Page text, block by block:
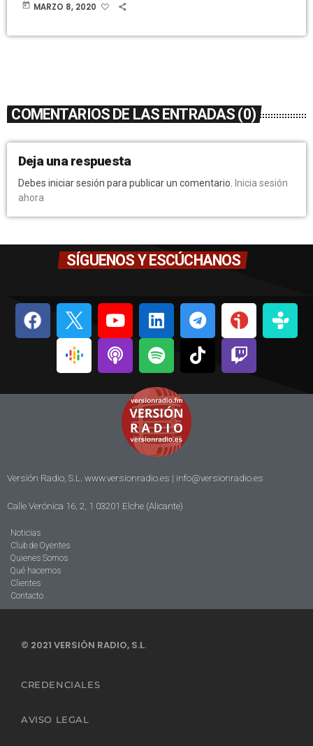
today MARZO 8, 2020
COMENTARIOS DE LAS ENTRADAS (0)
Deja una respuesta
Debes iniciar sesión para publicar un comentario.
Inicia sesión
ahora
SÍGUENOS Y ESCÚCHANOS
Versión Radio, S.L. www.versionradio.es | info@versionradio.es
Calle Verónica 16, 2, 1 03201 Elche (Alicante)
Noticias
Club de Oyentes
Quienes Somos
Qué hacemos
Clientes
Contacto
© 2021 VERSIÓN RADIO, S.L.
CREDENCIALES
AVISO LEGAL